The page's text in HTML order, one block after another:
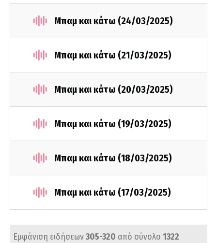
Μπαμ και κάτω (24/03/2025)
Μπαμ και κάτω (21/03/2025)
Μπαμ και κάτω (20/03/2025)
Μπαμ και κάτω (19/03/2025)
Μπαμ και κάτω (18/03/2025)
Μπαμ και κάτω (17/03/2025)
Εμφάνιση ειδήσεων305-320 από σύνολο 1322